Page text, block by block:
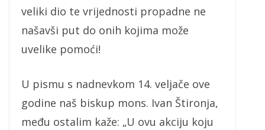
veliki dio te vrijednosti propadne ne
našavši put do onih kojima može
uvelike pomoći!
U pismu s nadnevkom 14. veljače ove
godine naš biskup mons. Ivan Štironja,
među ostalim kaže: „U ovu akciju koju